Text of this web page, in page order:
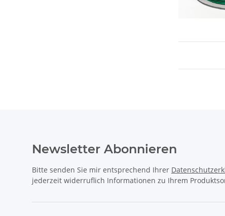
Newsletter Abonnieren
Bitte senden Sie mir entsprechend Ihrer
jederzeit widerruflich Informationen zu Ihrem